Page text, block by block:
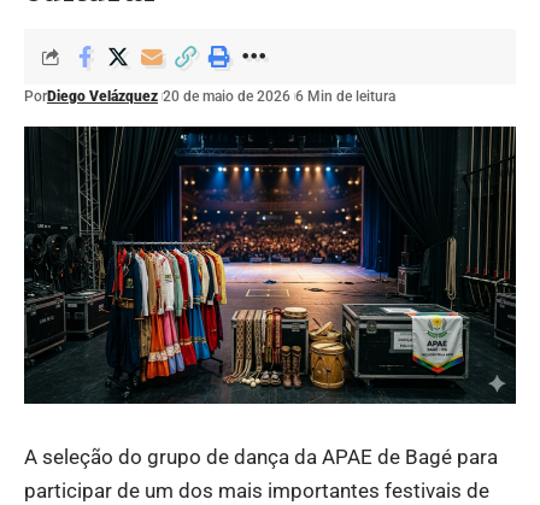
PorDiego Velázquez 20 de maio de 2026 6 Min de leitura
A seleção do grupo de dança da APAE de Bagé para
participar de um dos mais importantes festivais de